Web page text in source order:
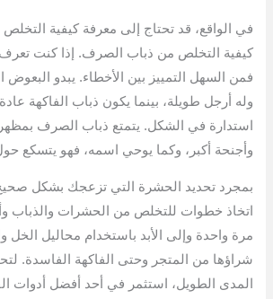
في الواقع، قد تحتاج إلى معرفة كيفية التخلص
كيفية التخلص من ذباب الصرف. إذا كنت
فمن السهل التمييز بين الأخطاء. يبدو
وله أرجل طويلة، بينما يكون ذباب الفاكهة
استدارة في الشكل. يتمتع ذباب الصرف بمظهر
وأجنحة أكبر، وكما يوحي اسمه، فهو يتسكع
بمجرد تحديد الحشرة التي تزعجك بشكل
اتخاذ خطوات للتخلص من الحشرات والذباب
مرة واحدة وإلى الأبد باستخدام محاليل الخل
شراؤها من المتجر وحتى الفاكهة الفاسدة.
المدى الطويل، استثمر في أحد أفضل أدوات